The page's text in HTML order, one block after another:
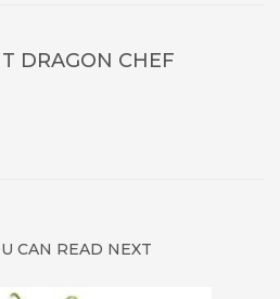
DRAGON CHEF
CAN READ NEXT